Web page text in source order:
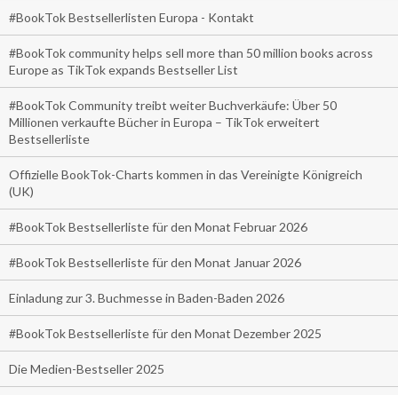
#BookTok Bestsellerlisten Europa - Kontakt
#BookTok community helps sell more than 50 million books across
Europe as TikTok expands Bestseller List
#BookTok Community treibt weiter Buchverkäufe: Über 50
Millionen verkaufte Bücher in Europa – TikTok erweitert
Bestsellerliste
Offizielle BookTok-Charts kommen in das Vereinigte Königreich
(UK)
#BookTok Bestsellerliste für den Monat Februar 2026
#BookTok Bestsellerliste für den Monat Januar 2026
Einladung zur 3. Buchmesse in Baden-Baden 2026
#BookTok Bestsellerliste für den Monat Dezember 2025
Die Medien-Bestseller 2025